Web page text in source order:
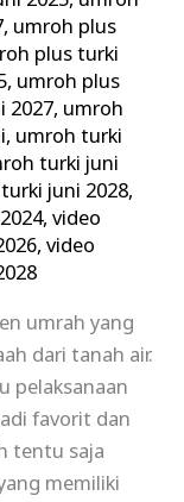
, umroh plus
plus turki
, umroh plus
2027, umroh
, umroh turki
turki juni
juni 2028,
,video
,video
umrah yang
dari tanah air.
pelaksanaan
favorit dan
tentu saja
memiliki